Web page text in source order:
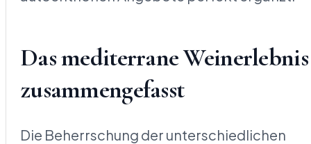
Das mediterrane Weinerlebnis
zusammengefasst
Die Beherrschung der unterschiedlichen